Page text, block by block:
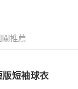
關推薦
短袖球衣